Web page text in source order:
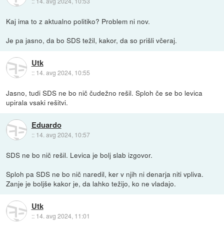
Kaj ima to z aktualno politiko? Problem ni nov.
Je pa jasno, da bo SDS težil, kakor, da so prišli včeraj.
Utk
:: 14. avg 2024, 10:55
Jasno, tudi SDS ne bo nič čudežno rešil. Sploh če se bo levica
upirala vsaki rešitvi.
Eduardo
:: 14. avg 2024, 10:57
SDS ne bo nič rešil. Levica je bolj slab izgovor.
Sploh pa SDS ne bo nič naredil, ker v njih ni denarja niti vpliva.
Zanje je boljše kakor je, da lahko težijo, ko ne vladajo.
Utk
:: 14. avg 2024, 11:01